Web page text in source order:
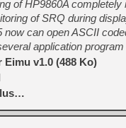
of HP9860A completely
of SRQ during
now can open ASCII
application
Eimu v1.0 (488 Ko)